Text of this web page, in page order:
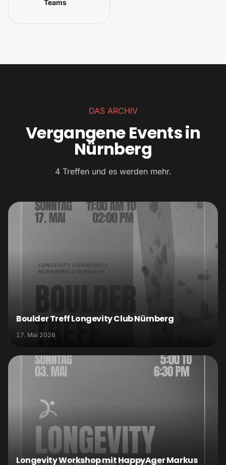
Teams
DAS ARCHIV
Vergangene Events in
Nürnberg
4 Treffen und es werden mehr.
Boulder Treff Longevity Club Nürnberg
17. Mai 2026
Longevity Workshop mit HappyAger Markus